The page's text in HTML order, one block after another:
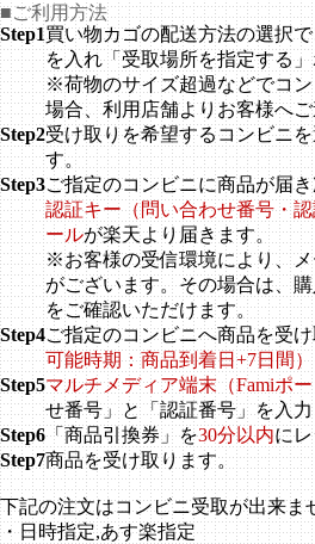
■ご利用方法
Step1買い物カゴの配送方法の選択
を入れ「受取場所を指定する
※荷物のサイズ超過などでコ
場合、利用店舗よりお客様へ
Step2受け取りを希望するコンビニ
す。
Step3ご指定のコンビニに商品が届
認証キー（問い合わせ番号・
ールが楽天より届きます。
※お客様の受信環境により、
がございます。その場合は、
をご確認いただけます。
Step4ご指定のコンビニへ商品を受
可能時期：商品到着日+7日間）
Step5マルチメディア端末（Famiポ
せ番号」と「認証番号」を入
Step6「商品引換券」を30分以内に
Step7商品を受け取ります。
下記の注文はコンビニ受取が出来ま
・日時指定,あす楽指定